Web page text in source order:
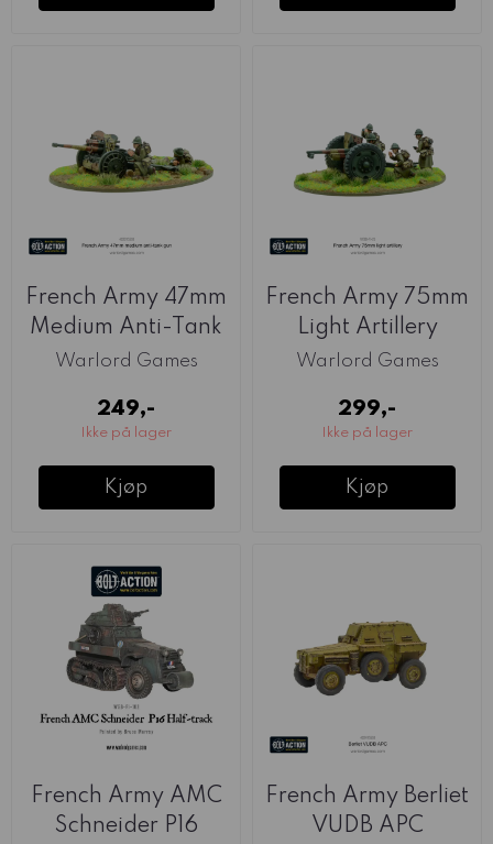
French Army 47mm
Medium Anti-Tank
Gun (Warlord)
Warlord Games
249,-
Ikke på lager
Kjøp
French Army 75mm
Light Artillery
(Warlord)
Warlord Games
299,-
Ikke på lager
Kjøp
French Army AMC
Schneider P16
French Army Berliet
VUDB APC